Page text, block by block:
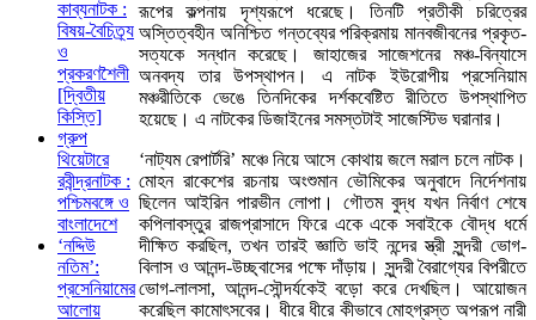
রূপের কল্পনায় দৃশ্যরূপে ধরেছে। তিনটি প্রতীকী চরিত্রের
অস্তিত্বহীন অনিশ্চিত গন্তব্যের পরিক্রমায় মানবজীবনের প্রকৃত-
সত্যকে সন্ধান করেছে। জাহাজের সাজেশনের মঞ্চ-বিন্যাসে
অনবদ্য তার উপস্থাপন। এ নাটক ইউরোপীয় প্রসেনিয়াম
মঞ্চরীতিকে ভেঙে তিনদিকের দর্শকবেষ্টিত রীতিতে উপস্থাপিত
হয়েছে। এ নাটকের ডিজাইনের সমস্তটাই সাজেস্টিভ ঘরানার।
‘নাট্যম রেপার্টরি’ মঞ্চে নিয়ে আসে কোথায় জলে মরাল চলে নাটক।
মোহন রাকেশের রচনায় অংশুমান ভৌমিকের অনুবাদে নির্দেশনায়
ছিলেন আইরিন পারভীন লোপা। গৌতম বুদ্ধ যখন নির্বাণ শেষে
কপিলাবস্তুর রাজপ্রাসাদে ফিরে একে একে সবাইকে বৌদ্ধ ধর্মে
দীক্ষিত করছিল, তখন তারই জ্ঞাতি ভাই নন্দের স্ত্রী সুন্দরী ভোগ-
বিলাস ও আনন্দ-উচ্ছ্বাসের পক্ষে দাঁড়ায়। সুন্দরী বৈরাগ্যের বিপরীতে
ভোগ-লালসা, আনন্দ-সৌন্দর্যকেই বড়ো করে দেখছিল। আয়োজন
করেছিল কামোৎসবের। ধীরে ধীরে কীভাবে মোহগ্রস্ত অপরূপ নারী
কাব্যনাটক :
বিষয়-বৈচিত্র্য
ও
প্রকরণশৈলী
[দ্বিতীয়
কিস্তি]
গ্রুপ
থিয়েটারে
রবীন্দ্রনাটক :
পশ্চিমবঙ্গে ও
বাংলাদেশে
‘নদ্দিউ
নতিম’:
প্রসেনিয়ামের
আলোয়